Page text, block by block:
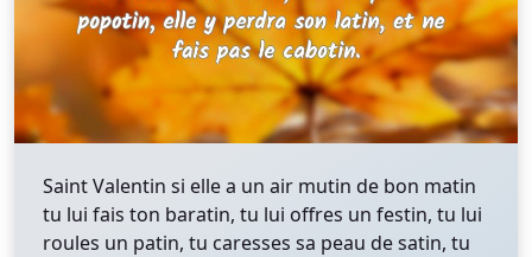
Saint Valentin si elle a un air mutin de bon matin
tu lui fais ton baratin, tu lui offres un festin, tu lui
roules un patin, tu caresses sa peau de satin, tu